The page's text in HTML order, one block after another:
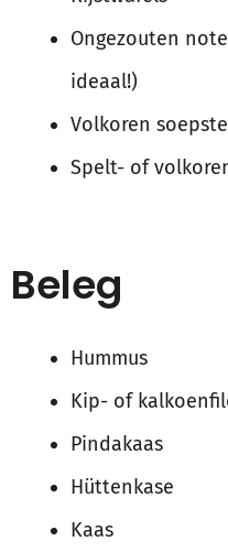
Ongezouten
ideaal!)
Volkoren
Spelt- of
Beleg
Hummus
Kip- of
Pindakaas
Hüttenkase
Kaas